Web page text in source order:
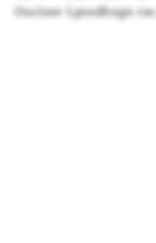
Oucizav Lposdhxgn rac.